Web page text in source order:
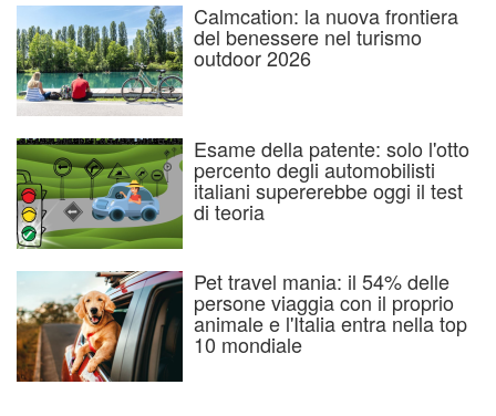
Calmcation: la nuova frontiera
del benessere nel turismo
outdoor 2026
Esame della patente: solo l'otto
percento degli automobilisti
italiani supererebbe oggi il test
di teoria
Pet travel mania: il 54% delle
persone viaggia con il proprio
animale e l'Italia entra nella top
10 mondiale